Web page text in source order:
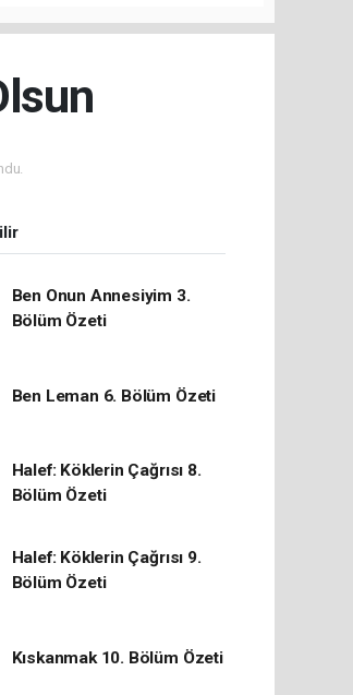
Ben Onun Annesiyim 3.
Bölüm Özeti
Ben Leman 6. Bölüm Özeti
Halef: Köklerin Çağrısı 8.
Bölüm Özeti
Halef: Köklerin Çağrısı 9.
Bölüm Özeti
Kıskanmak 10. Bölüm Özeti